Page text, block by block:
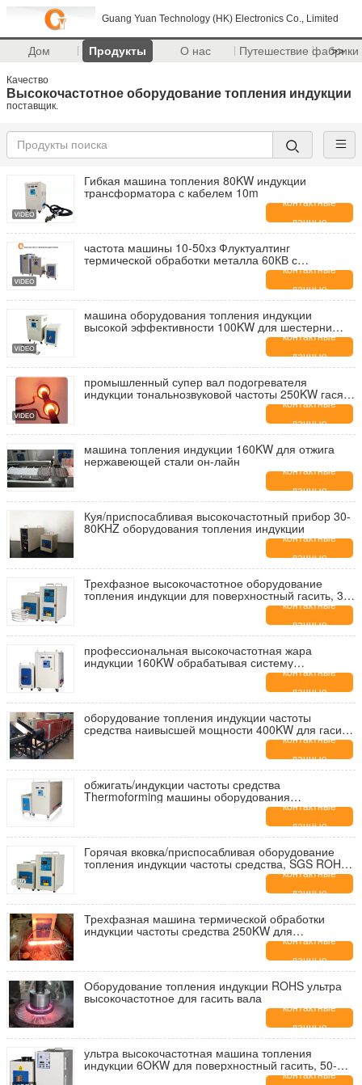
Guang Yuan Technology (HK) Electronics Co., Limited
Дом Продукты О нас Путешествие фабрики
>>
Качество
Высокочастотное оборудование топления индукции
поставщик.
Гибкая машина топления 80KW индукции
трансформатора с кабелем 10m
контактные
данные
частота машины 10-50хз Флуктуалтинг
термической обработки металла 60КВ с
контактные
данные
машина оборудования топления индукции
высокой эффективности 100KW для шестерни
контактные
данные
промышленный супер вал подогревателя
индукции тональнозвуковой частоты 250KW гася
электромагнитное оборудование топления
контактные
данные
машина топления индукции 160KW для отжига
нержавеющей стали он-лайн
контактные
данные
Куя/приспосабливая высокочастотный прибор 30-
80KHZ оборудования топления индукции
контактные
данные
Трехфазное высокочастотное оборудование
топления индукции для поверхностный гасить, 30-
контактные
данные
профессиональная высокочастотная жара
индукции 160KW обрабатывая систему
контактные
данные
оборудование топления индукции частоты
средства наивысшей мощности 400KW для гасить,
контактные
данные
обжигать/индукции частоты средства
Thermoforming машины оборудования
контактные
данные
Горячая вковка/приспосабливая оборудование
топления индукции частоты средства, SGS ROHS
контактные
данные
Трехфазная машина термической обработки
индукции частоты средства 250KW для
контактные
данные
Оборудование топления индукции ROHS ультра
высокочастотное для гасить вала
контактные
данные
ультра высокочастотная машина топления
индукции 6OKW для поверхностный гасить, 50-
контактные